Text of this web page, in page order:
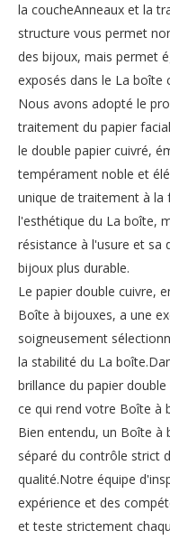
la coucheAnneaux et la
structure vous permet
des bijoux, mais permet
exposés dans le La
Nous avons adopté le
traitement du papier
le double papier cuivré,
tempérament noble et
unique de traitement à
l'esthétique du La boîte,
résistance à l'usure et sa
bijoux plus durable.
Le papier double cuivre,
Boîte à bijouxes, a une
soigneusement
la stabilité du La
brillance du papier
ce qui rend votre Boîte à
Bien entendu, un Boîte à
séparé du contrôle strict
qualité.Notre équipe
expérience et des
et teste strictement